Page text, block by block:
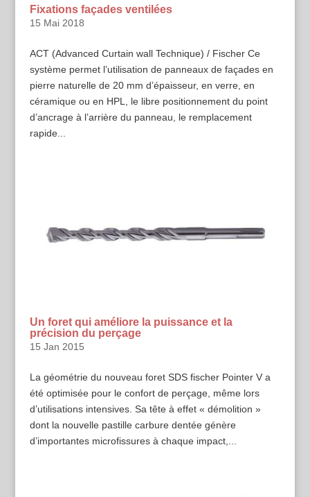
Fixations façades ventilées
15 Mai 2018
ACT (Advanced Curtain wall Technique) / Fischer Ce
système permet l’utilisation de panneaux de façades en
pierre naturelle de 20 mm d’épaisseur, en verre, en
céramique ou en HPL, le libre positionnement du point
d’ancrage à l’arrière du panneau, le remplacement
rapide...
Un foret qui améliore la puissance et la
précision du perçage
15 Jan 2015
La géométrie du nouveau foret SDS fischer Pointer V a
été optimisée pour le confort de perçage, même lors
d’utilisations intensives. Sa tête à effet « démolition »
dont la nouvelle pastille carbure dentée génère
d’importantes microfissures à chaque impact,...